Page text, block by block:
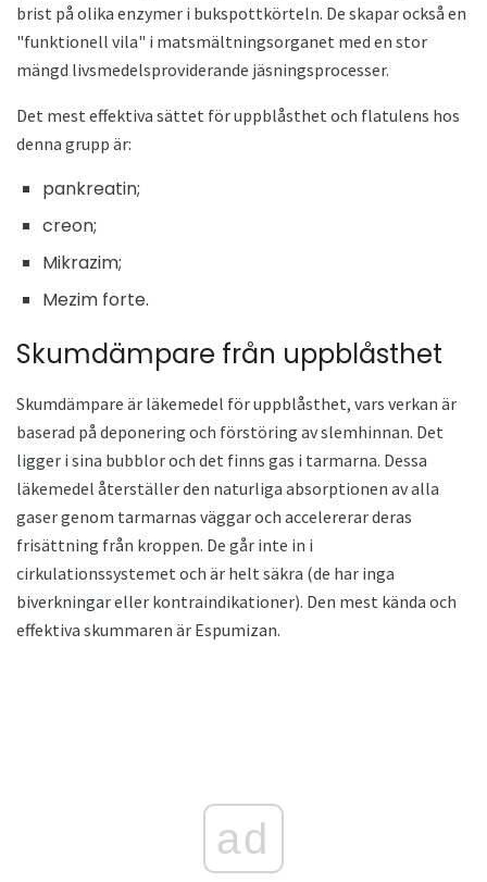
brist på olika enzymer i bukspottkörteln. De skapar också en
"funktionell vila" i matsmältningsorganet med en stor
mängd livsmedelsproviderande jäsningsprocesser.
Det mest effektiva sättet för uppblåsthet och flatulens hos
denna grupp är:
pankreatin;
creon;
Mikrazim;
Mezim forte.
Skumdämpare från uppblåsthet
Skumdämpare är läkemedel för uppblåsthet, vars verkan är
baserad på deponering och förstöring av slemhinnan. Det
ligger i sina bubblor och det finns gas i tarmarna. Dessa
läkemedel återställer den naturliga absorptionen av alla
gaser genom tarmarnas väggar och accelererar deras
frisättning från kroppen. De går inte in i
cirkulationssystemet och är helt säkra (de har inga
biverkningar eller kontraindikationer). Den mest kända och
effektiva skummaren är Espumizan.
ad